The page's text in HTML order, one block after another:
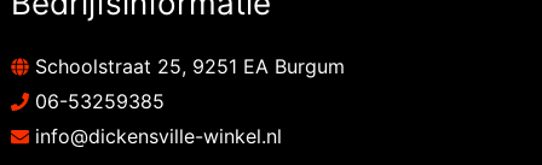
Schoolstraat 25, 9251 EA Burgum
06-53259385
info@dickensville-winkel.nl